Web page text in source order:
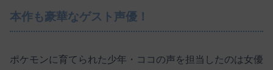
本作も豪華なゲスト声優！
ポケモンに育てられた少年・ココの声を担当したのは女優